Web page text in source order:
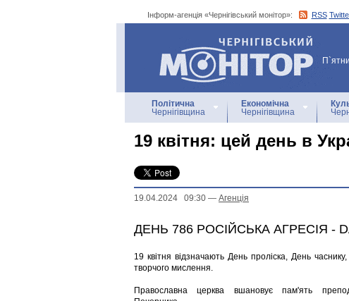
Інформ-агенція «Чернігівський монітор»: RSS
Інформ-агенція
«Чернігівський монітор»
Політична
Чернігівщина
Економічна
Чернігівщина
19 квітня: цей день в
19.04.2024 09:30 — Агенцiя
ДЕНЬ 786 РОСІЙСЬКА АГРЕСІЯ -
19 квітня відзначають День проліска, День
творчого мислення.
Православна церква вшановує пам'ять